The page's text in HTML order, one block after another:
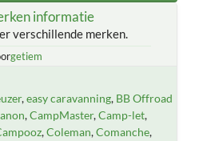
informatie
verschillende merken.
getiem
easy caravanning BB Offroad
CampMaster Camp-let
Coleman Comanche